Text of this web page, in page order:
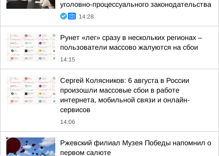
уголовно-процессуального законодательства
14:28
Рунет «лег» сразу в нескольких регионах –
пользователи массово жалуются на сбои
14:15
Сергей Колясников: 6 августа в России
произошли массовые сбои в работе
интернета, мобильной связи и онлайн-
сервисов
14:06
Ржевский филиал Музея Победы напомнил о
первом салюте